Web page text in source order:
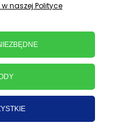
naszej Polityce